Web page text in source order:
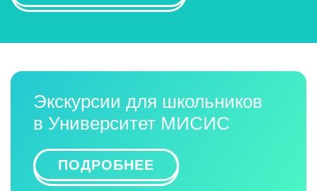
Экскурсии для школьников
в Университет МИСИС
ПОДРОБНЕЕ